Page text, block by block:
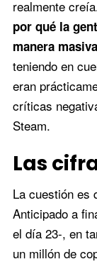
realmente
por qué la
manera
teniendo en
eran
críticas
Steam.
Las
La cuestión es
Anticipado a
el día 23-, en
un millón de